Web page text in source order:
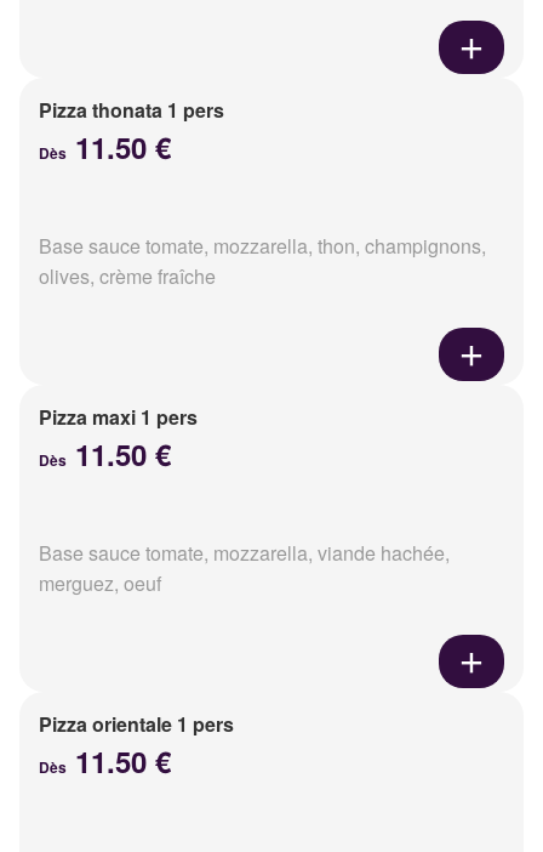
Pizza thonata 1 pers
Dès 11.50 €
Base sauce tomate, mozzarella, thon, champignons,
olives, crème fraîche
Pizza maxi 1 pers
Dès 11.50 €
Base sauce tomate, mozzarella, viande hachée,
merguez, oeuf
Pizza orientale 1 pers
Dès 11.50 €